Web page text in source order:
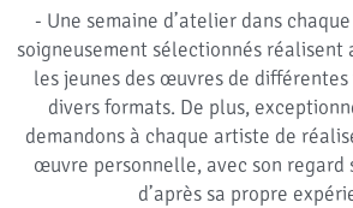
- Une semaine d’atelier dans
soigneusement sélectionnés réalisent
les jeunes des œuvres de
divers formats. De plus,
demandons à chaque artiste de
œuvre personnelle, avec son regard
d’après sa propre